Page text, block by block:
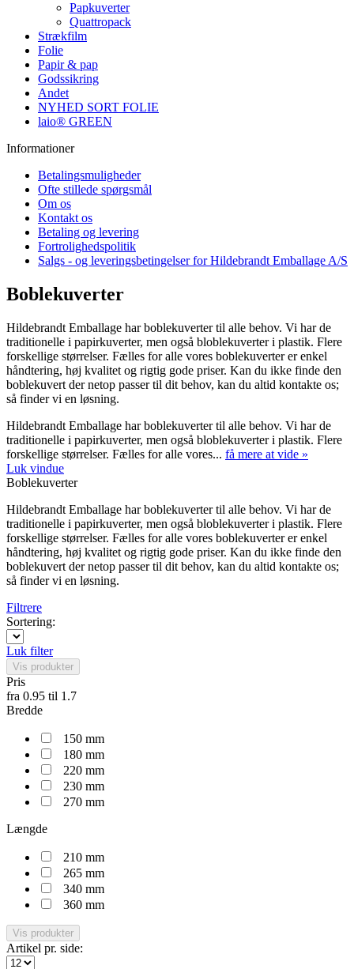
Papkuverter
Quattropack
Strækfilm
Folie
Papir & pap
Godssikring
Andet
NYHED SORT FOLIE
laio® GREEN
Informationer
Betalingsmuligheder
Ofte stillede spørgsmål
Om os
Kontakt os
Betaling og levering
Fortrolighedspolitik
Salgs - og leveringsbetingelser for Hildebrandt Emballage A/S
Boblekuverter
Hildebrandt Emballage har boblekuverter til alle behov. Vi har de
traditionelle i papirkuverter, men også bloblekuverter i plastik. Flere
forskellige størrelser. Fælles for alle vores boblekuverter er enkel
håndtering, høj kvalitet og rigtig gode priser. Kan du ikke finde den
boblekuvert der netop passer til dit behov, kan du altid kontakte os;
så finder vi en løsning.
Hildebrandt Emballage har boblekuverter til alle behov. Vi har de
traditionelle i papirkuverter, men også bloblekuverter i plastik. Flere
forskellige størrelser. Fælles for alle vores... få mere at vide »
Luk vindue
Boblekuverter
Hildebrandt Emballage har boblekuverter til alle behov. Vi har de
traditionelle i papirkuverter, men også bloblekuverter i plastik. Flere
forskellige størrelser. Fælles for alle vores boblekuverter er enkel
håndtering, høj kvalitet og rigtig gode priser. Kan du ikke finde den
boblekuvert der netop passer til dit behov, kan du altid kontakte os;
så finder vi en løsning.
Filtrere
Sortering:
Luk filter
Vis produkter
Pris
fra 0.95 til 1.7
Bredde
150 mm
180 mm
220 mm
230 mm
270 mm
Længde
210 mm
265 mm
340 mm
360 mm
Vis produkter
Artikel pr. side: